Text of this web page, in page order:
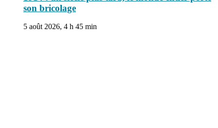
son bricolage
5 août 2026, 4 h 45 min